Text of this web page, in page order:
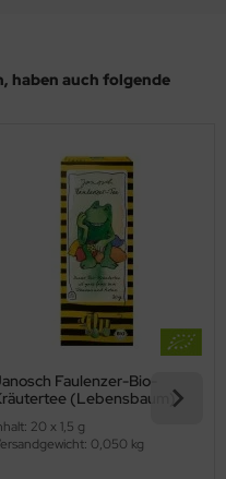
haben auch folgende
Faulenzer-Bio-
(Lebensbaum)
20 x 1,5 g
0,050 kg